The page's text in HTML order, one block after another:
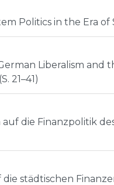
Politics in the Era of
Liberalism and
21–41)
die Finanzpolitik
städtischen Finanzen